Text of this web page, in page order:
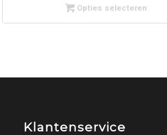
Opties selecteren
Klantenservice